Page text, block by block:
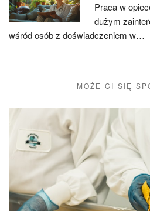
Praca w
dużym
wśród osób z doświadczeniem w…
MOŻE CI SIĘ